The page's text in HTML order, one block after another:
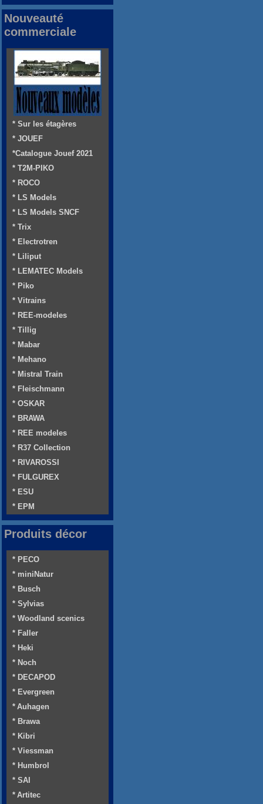
Nouveauté
commerciale
* Sur les étagères
* JOUEF
*Catalogue Jouef 2021
* T2M-PIKO
* ROCO
* LS Models
* LS Models SNCF
* Trix
* Electrotren
* Liliput
* LEMATEC Models
* Piko
* Vitrains
* REE-modeles
* Tillig
* Mabar
* Mehano
* Mistral Train
* Fleischmann
* OSKAR
* BRAWA
* REE modeles
* R37 Collection
* RIVAROSSI
* FULGUREX
* ESU
* EPM
Produits décor
* PECO
* miniNatur
* Busch
* Sylvias
* Woodland scenics
* Faller
* Heki
* Noch
* DECAPOD
* Evergreen
* Auhagen
* Brawa
* Kibri
* Viessman
* Humbrol
* SAI
* Artitec